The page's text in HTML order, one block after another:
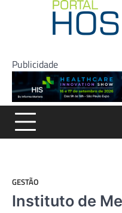
Publicidade
GESTÃO
Instituto de